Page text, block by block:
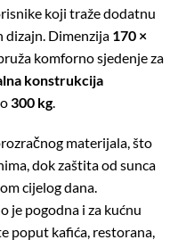
koji traže dodatnu
Dimenzija 170 ×
komforno sjedenje za
konstrukcija
300 kg.
materijala, što
dok zaštita od sunca
cijelog dana.
je pogodna i za kućnu
poput kafića, restorana,